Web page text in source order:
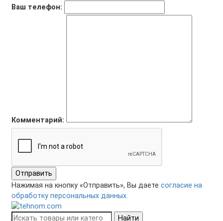
Ваш телефон:
Комментарий:
Отправить
Нажимая на кнопку «Отправить», Вы даете согласие на
обработку персональных данных.
Найти